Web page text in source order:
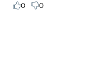
0 0